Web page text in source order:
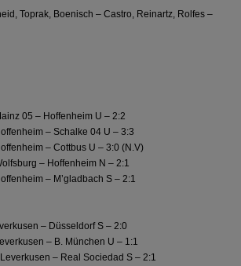
Toprak, Boenisch – Castro, Reinartz, Rolfes –
05 – Hoffenheim U – 2:2
– Schalke 04 U – 3:3
– Cottbus U – 3:0 (N.V)
– Hoffenheim N – 2:1
– M’gladbach S – 2:1
– Düsseldorf S – 2:0
– B. München U – 1:1
– Real Sociedad S – 2:1